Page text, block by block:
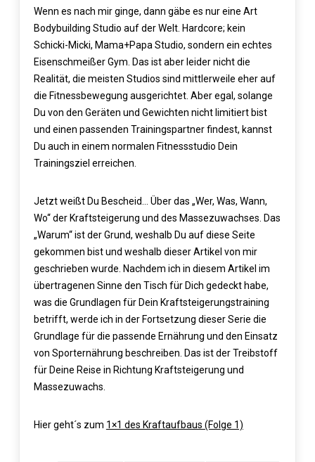
Wenn es nach mir ginge, dann gäbe es nur eine Art
Bodybuilding Studio auf der Welt. Hardcore; kein
Schicki-Micki, Mama+Papa Studio, sondern ein echtes
Eisenschmeißer Gym. Das ist aber leider nicht die
Realität, die meisten Studios sind mittlerweile eher auf
die Fitnessbewegung ausgerichtet. Aber egal, solange
Du von den Geräten und Gewichten nicht limitiert bist
und einen passenden Trainingspartner findest, kannst
Du auch in einem normalen Fitnessstudio Dein
Trainingsziel erreichen.
Jetzt weißt Du Bescheid… Über das „Wer, Was, Wann,
Wo“ der Kraftsteigerung und des Massezuwachses. Das
„Warum“ ist der Grund, weshalb Du auf diese Seite
gekommen bist und weshalb dieser Artikel von mir
geschrieben wurde. Nachdem ich in diesem Artikel im
übertragenen Sinne den Tisch für Dich gedeckt habe,
was die Grundlagen für Dein Kraftsteigerungstraining
betrifft, werde ich in der Fortsetzung dieser Serie die
Grundlage für die passende Ernährung und den Einsatz
von Sporternährung beschreiben. Das ist der Treibstoff
für Deine Reise in Richtung Kraftsteigerung und
Massezuwachs.
Hier geht´s zum 1×1 des Kraftaufbaus (Folge 1)